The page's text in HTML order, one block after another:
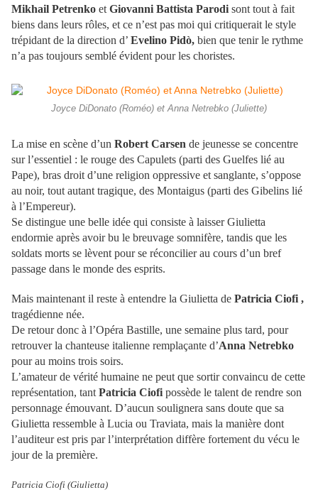
Mikhail Petrenko et Giovanni Battista Parodi sont tout à fait
biens dans leurs rôles, et ce n’est pas moi qui critiquerait le style
trépidant de la direction d’ Evelino Pidò, bien que tenir le rythme
n’a pas toujours semblé évident pour les choristes.
Joyce DiDonato (Roméo) et Anna Netrebko (Juliette)
La mise en scène d’un Robert Carsen de jeunesse se concentre
sur l’essentiel : le rouge des Capulets (parti des Guelfes lié au
Pape), bras droit d’une religion oppressive et sanglante, s’oppose
au noir, tout autant tragique, des Montaigus (parti des Gibelins lié
à l’Empereur).
Se distingue une belle idée qui consiste à laisser Giulietta
endormie après avoir bu le breuvage somnifère, tandis que les
soldats morts se lèvent pour se réconcilier au cours d’un bref
passage dans le monde des esprits.
Mais maintenant il reste à entendre la Giulietta de Patricia Ciofi ,
tragédienne née.
De retour donc à l’Opéra Bastille, une semaine plus tard, pour
retrouver la chanteuse italienne remplaçante d’Anna Netrebko
pour au moins trois soirs.
L’amateur de vérité humaine ne peut que sortir convaincu de cette
représentation, tant Patricia Ciofi possède le talent de rendre son
personnage émouvant. D’aucun soulignera sans doute que sa
Giulietta ressemble à Lucia ou Traviata, mais la manière dont
l’auditeur est pris par l’interprétation diffère fortement du vécu le
jour de la première.
Patricia Ciofi (Giulietta)